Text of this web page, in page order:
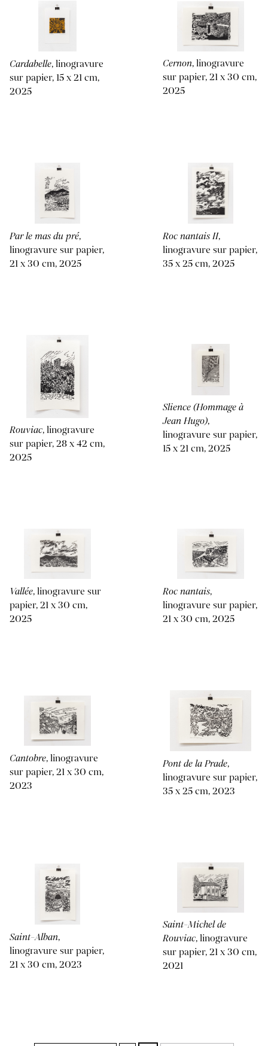
Cardabelle, linogravure
sur papier, 15 x 21 cm,
2025
Cernon, linogravure
sur papier, 21 x 30 cm,
2025
Par le mas du pré,
linogravure sur papier,
21 x 30 cm, 2025
Roc nantais II,
linogravure sur papier,
35 x 25 cm, 2025
Rouviac, linogravure
sur papier, 28 x 42 cm,
2025
Slience (Hommage à
Jean Hugo),
linogravure sur papier,
15 x 21 cm, 2025
Vallée, linogravure sur
papier, 21 x 30 cm,
2025
Roc nantais,
linogravure sur papier,
21 x 30 cm, 2025
Cantobre, linogravure
sur papier, 21 x 30 cm,
2023
Pont de la Prade,
linogravure sur papier,
35 x 25 cm, 2023
Saint-Alban,
linogravure sur papier,
21 x 30 cm, 2023
Saint-Michel de
Rouviac, linogravure
sur papier, 21 x 30 cm,
2021